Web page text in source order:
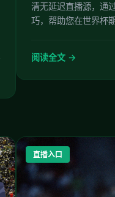
清无延迟直播源，通
巧，帮助您在世界杯
阅读全文 →
直播入口